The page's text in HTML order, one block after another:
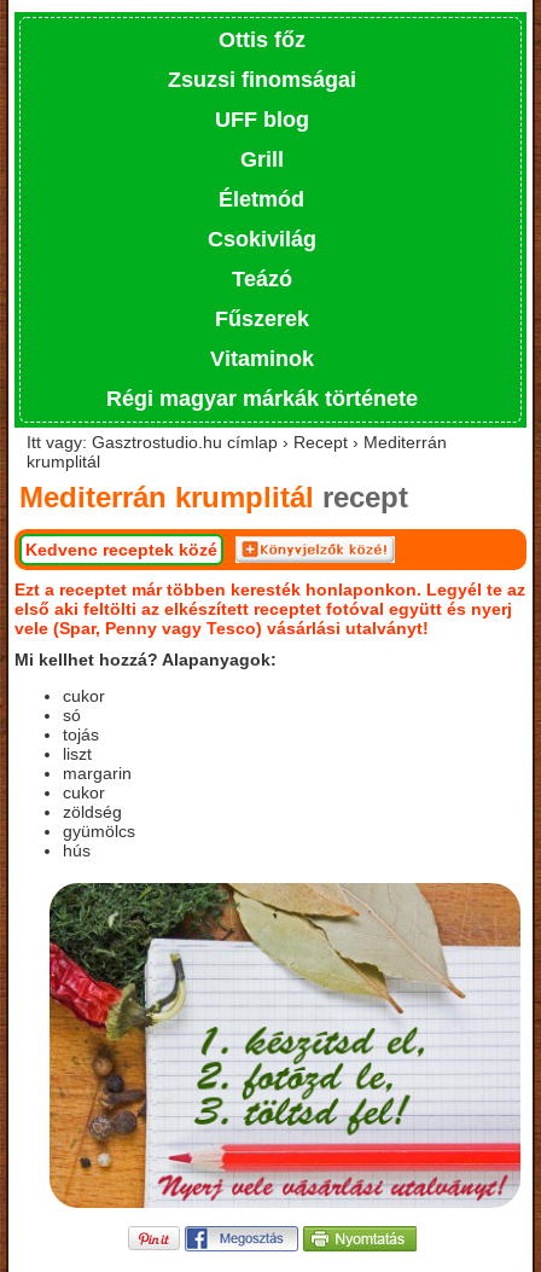
Ottis főz
Zsuzsi finomságai
UFF blog
Grill
Életmód
Csokivilág
Teázó
Fűszerek
Vitaminok
Régi magyar márkák története
Itt vagy: Gasztrostudio.hu címlap › Recept › Mediterrán
krumplitál
Mediterrán krumplitál recept
Kedvenc receptek közé
Ezt a receptet már többen keresték honlaponkon. Legyél te az
első aki feltölti az elkészített receptet fotóval együtt és nyerj
vele (Spar, Penny vagy Tesco) vásárlási utalványt!
Mi kellhet hozzá? Alapanyagok:
cukor
só
tojás
liszt
margarin
cukor
zöldség
gyümölcs
hús